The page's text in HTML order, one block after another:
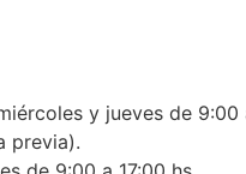
y jueves de 9:00
previa).